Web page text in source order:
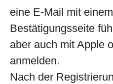
eine E-Mail mit
Bestätigungsseite
aber auch mit Apple
anmelden.
Nach der